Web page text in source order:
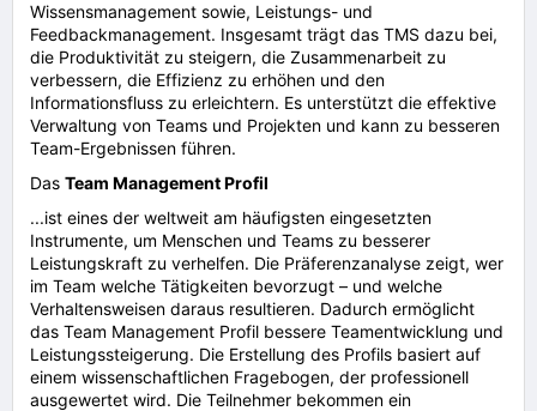
Wissensmanagement sowie, Leistungs- und
Feedbackmanagement. Insgesamt trägt das TMS dazu bei,
die Produktivität zu steigern, die Zusammenarbeit zu
verbessern, die Effizienz zu erhöhen und den
Informationsfluss zu erleichtern. Es unterstützt die effektive
Verwaltung von Teams und Projekten und kann zu besseren
Team-Ergebnissen führen.
Das Team Management Profil
...ist eines der weltweit am häufigsten eingesetzten
Instrumente, um Menschen und Teams zu besserer
Leistungskraft zu verhelfen. Die Präferenzanalyse zeigt, wer
im Team welche Tätigkeiten bevorzugt – und welche
Verhaltensweisen daraus resultieren. Dadurch ermöglicht
das Team Management Profil bessere Teamentwicklung und
Leistungssteigerung. Die Erstellung des Profils basiert auf
einem wissenschaftlichen Fragebogen, der professionell
ausgewertet wird. Die Teilnehmer bekommen ein